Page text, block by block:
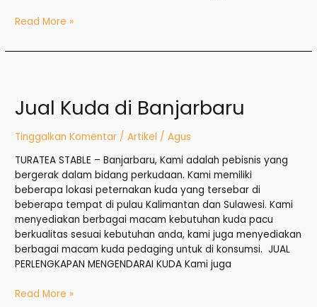
Read More »
Jual Kuda di Banjarbaru
Tinggalkan Komentar /Artikel /Agus
TURATEA STABLE – Banjarbaru, Kami adalah pebisnis yang
bergerak dalam bidang perkudaan. Kami memiliki
beberapa lokasi peternakan kuda yang tersebar di
beberapa tempat di pulau Kalimantan dan Sulawesi. Kami
menyediakan berbagai macam kebutuhan kuda pacu
berkualitas sesuai kebutuhan anda, kami juga menyediakan
berbagai macam kuda pedaging untuk di konsumsi. JUAL
PERLENGKAPAN MENGENDARAI KUDA Kami juga
di
Banjarbaru
Read More »